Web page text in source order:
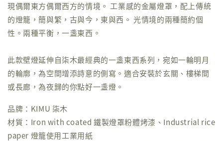
現偶爾東方偶爾西方的情境。 工業感的金屬燈罩，配上傳統
的燈籠，簡與繁，古與今，東與西。 光情境的兩種簡約個
性。兩種平衡，一盞東西。
此款壁燈延伸自柒木最經典的一盞東西系列，宛如一輪明月
的輪廓，為空間增添詩意的側寫。適合安裝於玄關、樓梯間
或長廊，為夜歸的你點好一盞燈。
品牌：KIMU 柒木
材質：Iron with coated 鐵製燈罩粉體烤漆、Industrial rice
paper 燈籠使用工業用紙